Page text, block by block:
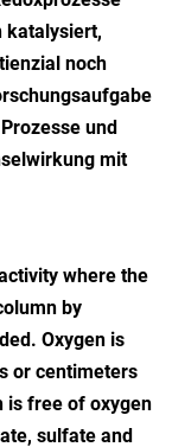
katalysiert,
noch
und
mit
where the
by
Oxygen is
or centimeters
is free of oxygen
sulfate and